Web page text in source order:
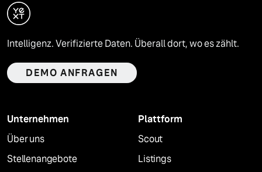
Intelligenz. Verifizierte Daten. Überall dort, wo es zählt.
DEMO ANFRAGEN
Unternehmen
Über uns
Stellenangebote
Plattform
Scout
Listings